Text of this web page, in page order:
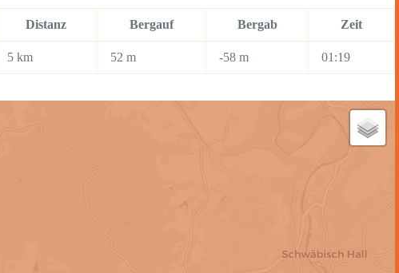
Distanz Bergauf Bergab Zeit
5 km 52 m -58 m
01:19